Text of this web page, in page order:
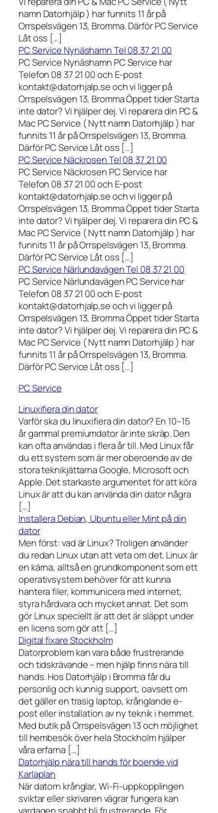
namn Datorhjälp ) har funnits 11 år på
Orrspelsvägen 13, Bromma. Därför PC Service
Låt oss […]
PC Service Nynäshamn Tel 08 37 21 00
PC Service Nynäshamn PC Service har
Telefon 08 37 21 00 och E-post
kontakt@datorhjalp.se och vi ligger på
Orrspelsvägen 13, Bromma Öppet tider Starta
inte dator? Vi hjälper dej. Vi reparera din PC &
Mac PC Service ( Nytt namn Datorhjälp ) har
funnits 11 år på Orrspelsvägen 13, Bromma.
Därför PC Service Låt oss […]
PC Service Näckrosen Tel 08 37 21 00
PC Service Näckrosen PC Service har
Telefon 08 37 21 00 och E-post
kontakt@datorhjalp.se och vi ligger på
Orrspelsvägen 13, Bromma Öppet tider Starta
inte dator? Vi hjälper dej. Vi reparera din PC &
Mac PC Service ( Nytt namn Datorhjälp ) har
funnits 11 år på Orrspelsvägen 13, Bromma.
Därför PC Service Låt oss […]
PC Service Närlundavägen Tel 08 37 21 00
PC Service Närlundavägen PC Service har
Telefon 08 37 21 00 och E-post
kontakt@datorhjalp.se och vi ligger på
Orrspelsvägen 13, Bromma Öppet tider Starta
inte dator? Vi hjälper dej. Vi reparera din PC &
Mac PC Service ( Nytt namn Datorhjälp ) har
funnits 11 år på Orrspelsvägen 13, Bromma.
Därför PC Service Låt oss […]
PC Service
Linuxifiera din dator
Varför ska du linuxifiera din dator? En 10–15
år gammal premiumdator är inte skräp. Den
kan ofta användas i flera år till. Med Linux får
du ett system som är mer oberoende av de
stora teknikjättarna Google, Microsoft och
Apple. Det starkaste argumentet för att köra
Linux är att du kan använda din dator några
[…]
Installera Debian, Ubuntu eller Mint på din
dator
Men först: vad är Linux? Troligen använder
du redan Linux utan att veta om det. Linux är
en kärna, alltså en grundkomponent som ett
operativsystem behöver för att kunna
hantera filer, kommunicera med internet,
styra hårdvara och mycket annat. Det som
gör Linux speciellt är att det är släppt under
en licens som gör att […]
Digital fixare Stockholm
Datorproblem kan vara både frustrerande
och tidskrävande – men hjälp finns nära till
hands. Hos Datorhjälp i Bromma får du
personlig och kunnig support, oavsett om
det gäller en trasig laptop, krånglande e-
post eller installation av ny teknik i hemmet.
Med butik på Orrspelsvägen 13 och möjlighet
till hembesök över hela Stockholm hjälper
våra erfarna […]
Datorhjälp nära till hands för boende vid
Karlaplan
När datorn krånglar, Wi-Fi-uppkopplingen
sviktar eller skrivaren vägrar fungera kan